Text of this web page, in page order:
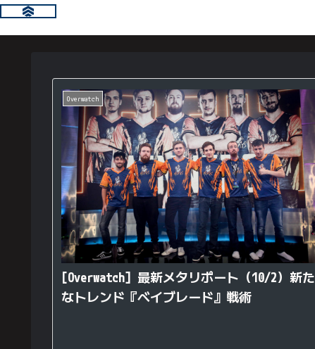
Overwatch
[Overwatch] 最新メタリポート（10/2）新た
なトレンド『ベイブレード』戦術